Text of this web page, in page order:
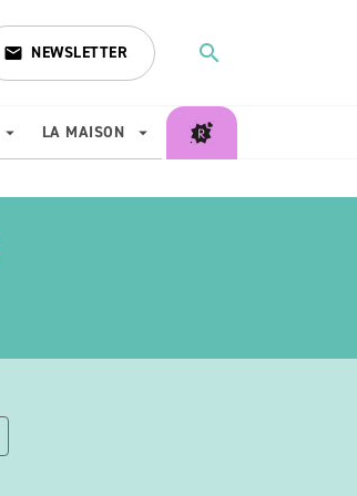
email NEWSLETTER search
arrow_drop_down LA MAISON arrow_drop_down
search